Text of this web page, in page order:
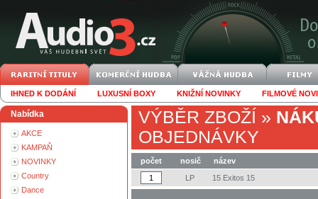
IHNED K DODÁNÍ LUXUSNÍ BOXY KNIŽNÍ NOVINKY FILMOVÉ
Nabídka
AKCE
KAMPAŇ
NOVINKY
Country
Dance
VÝBĚR ZBOŽÍ »
OBJEDNÁVKY
počet nosič
název
LP
15 Exitos 15